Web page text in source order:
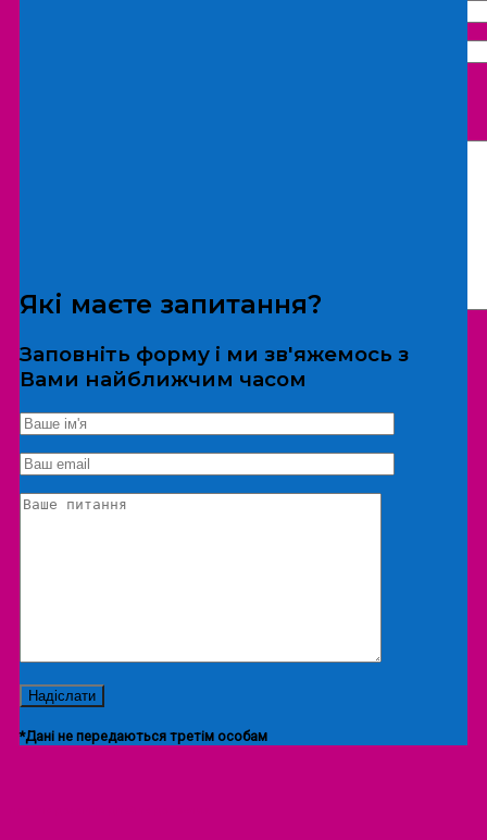
*Дані не передаються третім особам
Екскурсія/локація
Які маєте запитання?
Заповніть форму і ми зв'яжемось з
Вами найближчим часом
*Дані не передаються третім особам